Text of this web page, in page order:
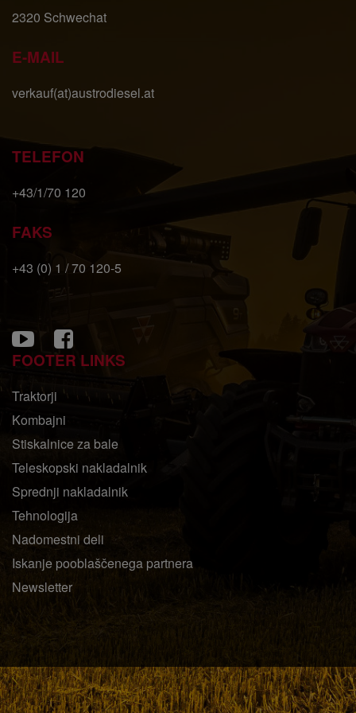
2320 Schwechat
E-MAIL
verkauf(at)austrodiesel.at
TELEFON
+43/1/70 120
FAKS
+43 (0) 1 / 70 120-5
FOOTER LINKS
Traktorji
Kombajni
Stiskalnice za bale
Teleskopski nakladalnik
Sprednji nakladalnik
Tehnologija
Nadomestni deli
Iskanje pooblaščenega partnera
Newsletter
videoposnetkov iz storitve YouTube na naši
spletni strani. YouTube je storitev podjetja
S tem dovoljujete vstavitev in prikaz vsebin
Shrani